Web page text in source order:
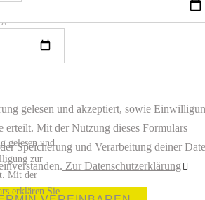
gelesen und akzeptiert, sowie
erteilt. Mit der Nutzung dieses Formulars
Speicherung und Verarbeitung deiner
Zur Datenschutzerklärung
vereinbaren.
gelesen und
zur
Mit der
erklären Sie